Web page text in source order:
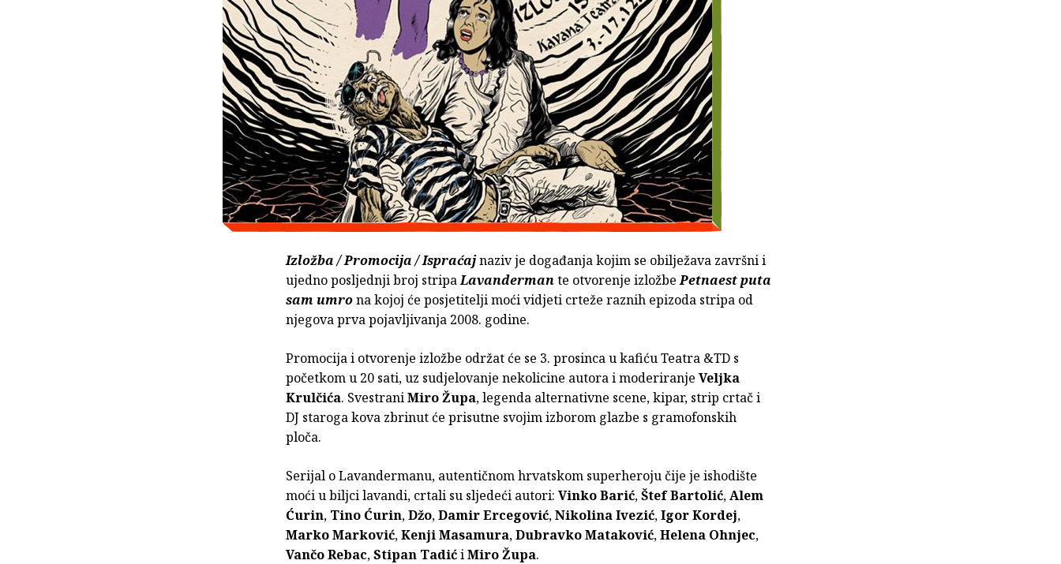
Izložba / Promocija / Ispraćajnaziv je događanja kojim se obilježava završni i
ujedno posljednji broj stripaLavandermante otvorenje izložbePetnaest puta
sam umrona kojoj će posjetitelji moći vidjeti crteže raznih epizoda stripa od
njegova prva pojavljivanja 2008. godine.
Promocija i otvorenje izložbe održat će se 3. prosinca u kafiću Teatra &TD s
početkom u 20 sati, uz sudjelovanje nekolicine autora i moderiranje Veljka
Krulčića. SvestraniMiro Župa, legenda alternativne scene, kipar, strip crtač i
DJ staroga kova zbrinut će prisutne svojim izborom glazbe s gramofonskih
ploča.
Serijal o Lavandermanu, autentičnom hrvatskom superheroju čije je ishodište
moći u biljci lavandi, crtali su sljedeći autori: Vinko Barić,Štef Bartolić,Alem
Ćurin, Tino Ćurin,Džo,Damir Ercegović,Nikolina Ivezić,Igor Kordej,
Marko Marković,Kenji Masamura,Dubravko Mataković,Helena Ohnjec,
Vančo Rebac,Stipan TadićiMiro Župa.